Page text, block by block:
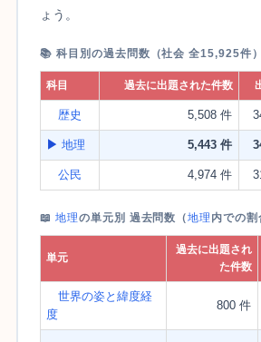
ょう。
📚 科目別の過去問数（社会 全15,925件）
科目 過去に出題された件数
歴史 5,508 件
▶地理 5,443 件
公民 4,974 件
📖 地理の単元別 過去問数（地理 内での割
単元
過去に出題され
た件数
世界の姿と緯度経
度
800 件